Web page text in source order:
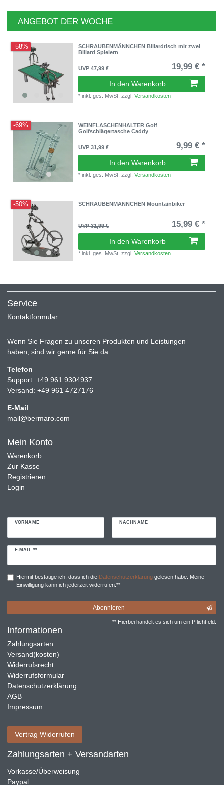
ANGEBOT DER WOCHE
-58%
SCHRAUBENMÄNNCHEN Billardtisch mit zwei
Billard Spielern
UVP 47,99 € 19,99 € *
In den Warenkorb
*inkl. ges. MwSt. zzgl.Versandkosten
-69%
WEINFLASCHENHALTER Golf
Golfschlägertasche Caddy
UVP 31,99 € 9,99 € *
In den Warenkorb
*inkl. ges. MwSt. zzgl.Versandkosten
-50% SCHRAUBENMÄNNCHEN Mountainbiker
UVP 31,99 € 15,99 € *
In den Warenkorb
*inkl. ges. MwSt. zzgl.Versandkosten
Service
Kontaktformular
Wenn Sie Fragen zu unseren Produkten und Leistungen
haben, sind wir gerne für Sie da.
Telefon
Support: +49 961 9304937
Versand: +49 961 4727176
E-Mail
mail@bermaro.com
Mein Konto
Warenkorb
Zur Kasse
Registrieren
Login
VORNAME NACHNAME
E-MAIL **
Newsletter
Hiermit bestätige ich, dass ich die Daten­schutz­erklärunggelesen habe. Meine
Einwilligung kann ich jederzeit widerrufen.**
Abonnieren
** Hierbei handelt es sich um ein Pflichtfeld.
Informationen
Zahlungsarten
Versand(kosten)
Widerrufsrecht
Widerrufsformular
Datenschutzerklärung
AGB
Impressum
Vertrag Widerrufen
Zahlungsarten + Versandarten
Vorkasse/Überweisung
Paypal